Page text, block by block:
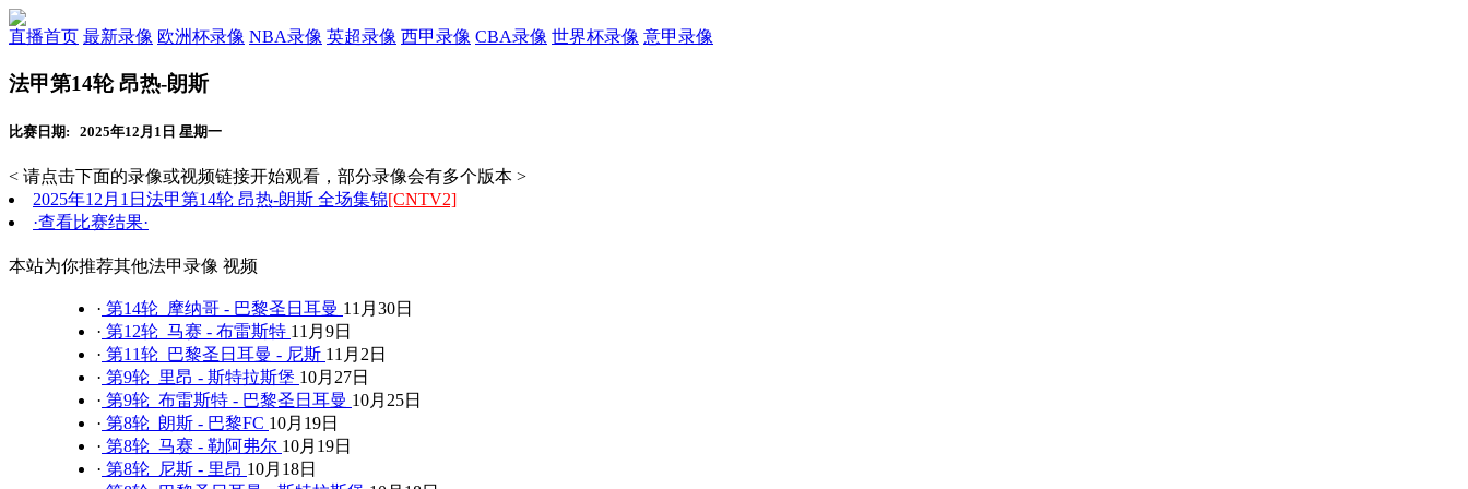
直播首页 最新录像 欧洲杯录像 NBA录像 英超录像 西甲录像 CBA录像 世界杯录像 意甲录像
法甲第14轮 昂热-朗斯
比赛日期: 2025年12月1日 星期一
< 请点击下面的录像或视频链接开始观看，部分录像会有多个版本 >
2025年12月1日法甲第14轮 昂热-朗斯 全场集锦[CNTV2]
·查看比赛结果·
本站为你推荐其他法甲录像 视频
· 第14轮 摩纳哥 - 巴黎圣日耳曼 11月30日
· 第12轮 马赛 - 布雷斯特 11月9日
· 第11轮 巴黎圣日耳曼 - 尼斯 11月2日
· 第9轮 里昂 - 斯特拉斯堡 10月27日
· 第9轮 布雷斯特 - 巴黎圣日耳曼 10月25日
· 第8轮 朗斯 - 巴黎FC 10月19日
· 第8轮 马赛 - 勒阿弗尔 10月19日
· 第8轮 尼斯 - 里昂 10月18日